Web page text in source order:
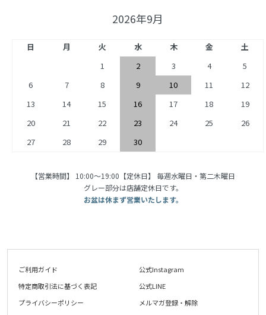
2026年9月
日 月 火 水 木 金
土
1
2 3 4
5
6
7 8 9 10 11
12
13
14 15 16 17 18
19
20
21 22 23 24 25
26
27
28 29 30
【営業時間】 10:00〜19:00【定休日】 毎週水曜日・第二木曜日
グレー部分は店舗定休日です。
お盆は休まず営業いたします。
ご利用ガイド
特定商取引法に基づく表記
プライバシーポリシー
公式Instagram
公式LINE
メルマガ登録・解除